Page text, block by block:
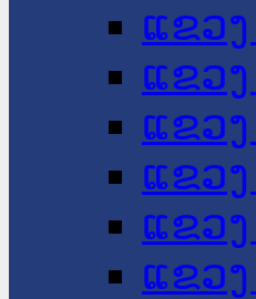
ແຂວ
ແຂວ
ແຂວ
ແຂວ
ແຂວ
ແຂວ